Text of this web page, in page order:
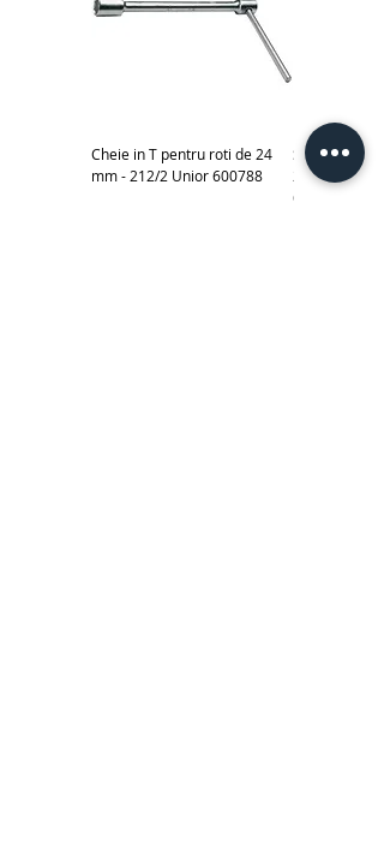
Cheie in T pentru roti de 24
mm - 212/2 Unior 600788
Subler
270A Unior
619881